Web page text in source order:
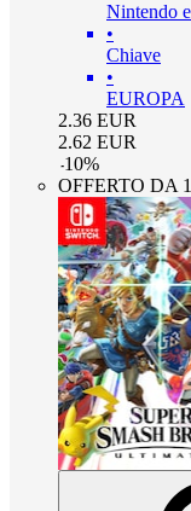
Nintendo
•
Chiave
•
EUROPA
2.36 EUR
2.62 EUR
-10%
OFFERTO DA